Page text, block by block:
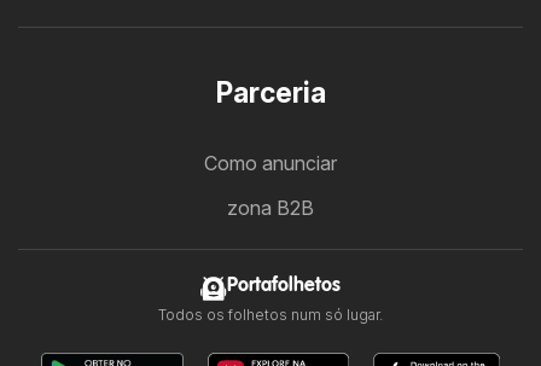
Parceria
Como anunciar
zona B2B
Portafolhetos
Todos os folhetos num só lugar.